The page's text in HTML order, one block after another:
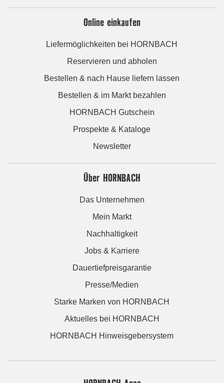
Online einkaufen
Liefermöglichkeiten bei HORNBACH
Reservieren und abholen
Bestellen & nach Hause liefern lassen
Bestellen & im Markt bezahlen
HORNBACH Gutschein
Prospekte & Kataloge
Newsletter
Über HORNBACH
Das Unternehmen
Mein Markt
Nachhaltigkeit
Jobs & Karriere
Dauertiefpreisgarantie
Presse/Medien
Starke Marken von HORNBACH
Aktuelles bei HORNBACH
HORNBACH Hinweisgebersystem